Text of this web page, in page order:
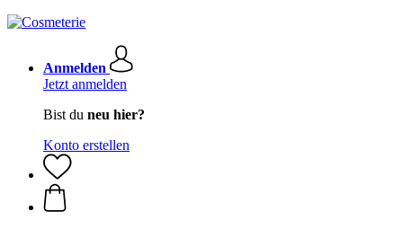
Anmelden
Jetzt anmelden
Bist du neu hier?
Konto erstellen